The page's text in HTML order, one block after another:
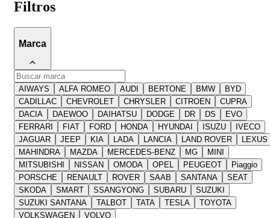
Filtros
Marca
AIWAYS ALFA ROMEO AUDI BERTONE BMW
BYD
CADILLAC
CHEVROLET CHRYSLER CITROEN
CUPRA
DACIA
DAEWOO DAIHATSU DODGE DR DS
EVO
FERRARI
FIAT FORD HONDA HYUNDAI ISUZU
IVECO
JAGUAR
JEEP KIA LADA LANCIA LAND ROVER
LEXUS
MAHINDRA
MAZDA MERCEDES-BENZ MG
MINI
MITSUBISHI
NISSAN OMODA OPEL PEUGEOT
Piaggio
PORSCHE
RENAULT ROVER SAAB SANTANA
SEAT
SKODA
SMART SSANGYONG SUBARU
SUZUKI
SUZUKI SANTANA
TALBOT TATA TESLA
TOYOTA
VOLKSWAGEN
VOLVO